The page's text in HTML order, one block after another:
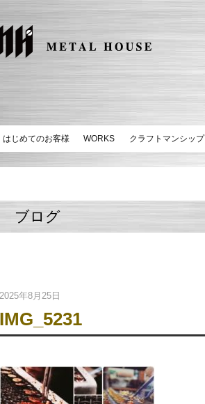
はじめてのお客様 WORKS クラフトマンシップ
ブログ
2025年8月25日
IMG_5231